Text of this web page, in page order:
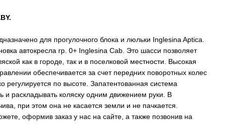
.
для прогулочного блока и люльки Inglesina Aptica.
автокресла гр. 0+ Inglesina Cab. Это шасси позволяет
как в городе, так и в поселковой местности. Высокая
обеспечивается за счет передних поворотных колес
регулируется по высоте. Запатентованная система
и раскладывать коляску одним движением руки. В
при этом она не касается земли и не пачкается.
оформив заказ у нас на сайте, а также позвонив на